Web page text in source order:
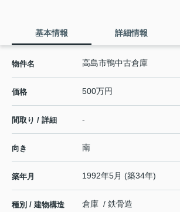
基本情報 詳細情報
物件名 高島市鴨中古倉庫
価格 500万円
間取り / 詳細 -
向き 南
築年月 1992年5月 (築34年)
種別 / 建物構造 倉庫 / 鉄骨造